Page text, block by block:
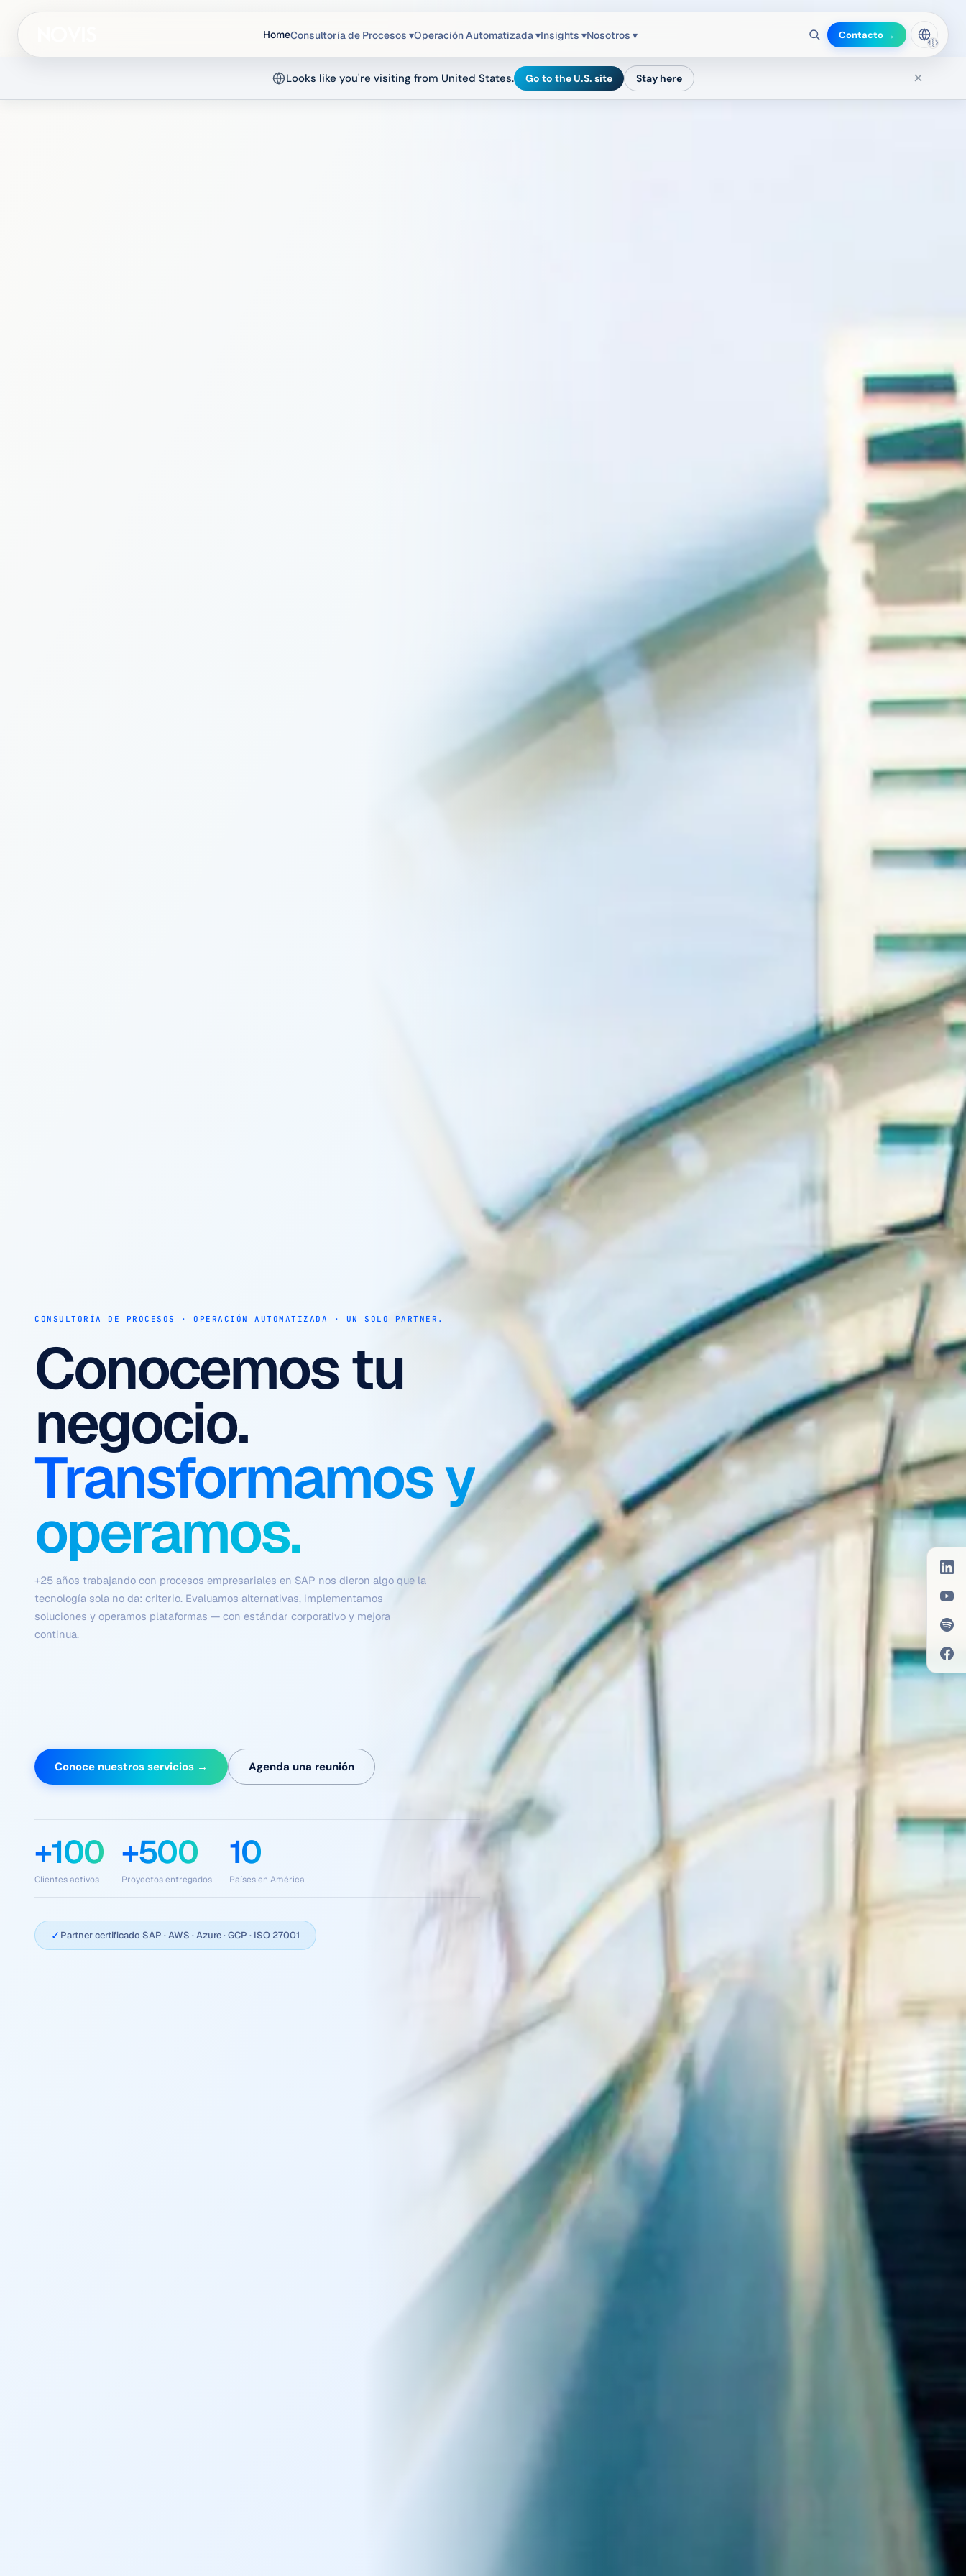
HomeConsultoría de Procesos ▾Operación Automatizada ▾Insights ▾Nosotros ▾ Contacto →
🇲🇽
Looks like you're visiting from United States. Go to the U.S. site Stay here ×
Conoce nuestros servicios → Agenda una reunión
+100
Clientes activos
+500
Proyectos entregados
10
Países en América
✓ Partner certificado SAP · AWS · Azure · GCP · ISO 27001